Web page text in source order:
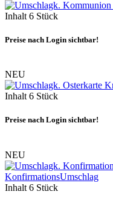
Inhalt 6 Stück
Preise nach Login sichtbar!
NEU
Inhalt 6 Stück
Preise nach Login sichtbar!
NEU
KonfirmationsUmschlag
Inhalt 6 Stück